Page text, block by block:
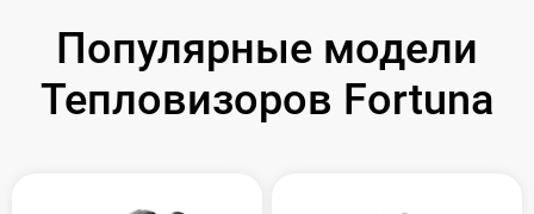
Популярные модели
Тепловизоров Fortuna